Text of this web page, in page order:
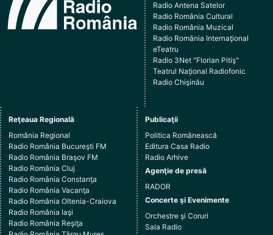
Radio Antena Satelor
Radio România Cultural
Radio România Muzical
Radio România Internaţional
eTeatru
Radio 3Net "Florian Pitiş"
Teatrul Naţional Radiofonic
Radio Chişinău
Reţeaua Regională
România Regional
Radio România Bucureşti FM
Radio România Braşov FM
Radio România Cluj
Radio România Constanţa
Radio România Vacanţa
Radio România Oltenia-Craiova
Radio România Iaşi
Radio România Reşiţa
Publicaţii
Politica Românească
Editura Casa Radio
Radio Arhive
Agenţie de presă
RADOR
Concerte şi Evenimente
Orchestre şi Coruri
Sala Radio